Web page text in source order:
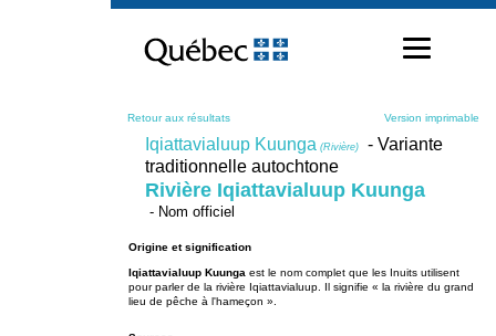
contenu
Retour aux résultats Version imprimable
Iqiattavialuup Kuunga (Rivière)
- Variante
traditionnelle autochtone
Rivière Iqiattavialuup Kuunga
- Nom officiel
Origine et signification
Iqiattavialuup Kuunga est le nom complet que les Inuits utilisent
pour parler de la rivière Iqiattavialuup. Il signifie « la rivière du grand
lieu de pêche à l'hameçon ».